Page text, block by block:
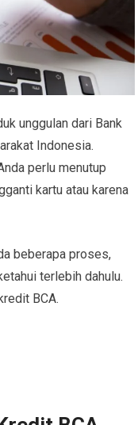
unggulan dari Bank
Indonesia.
perlu menutup
kartu atau karena
beberapa proses,
terlebih dahulu.
BCA.